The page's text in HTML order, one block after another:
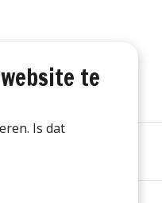
te
Is dat